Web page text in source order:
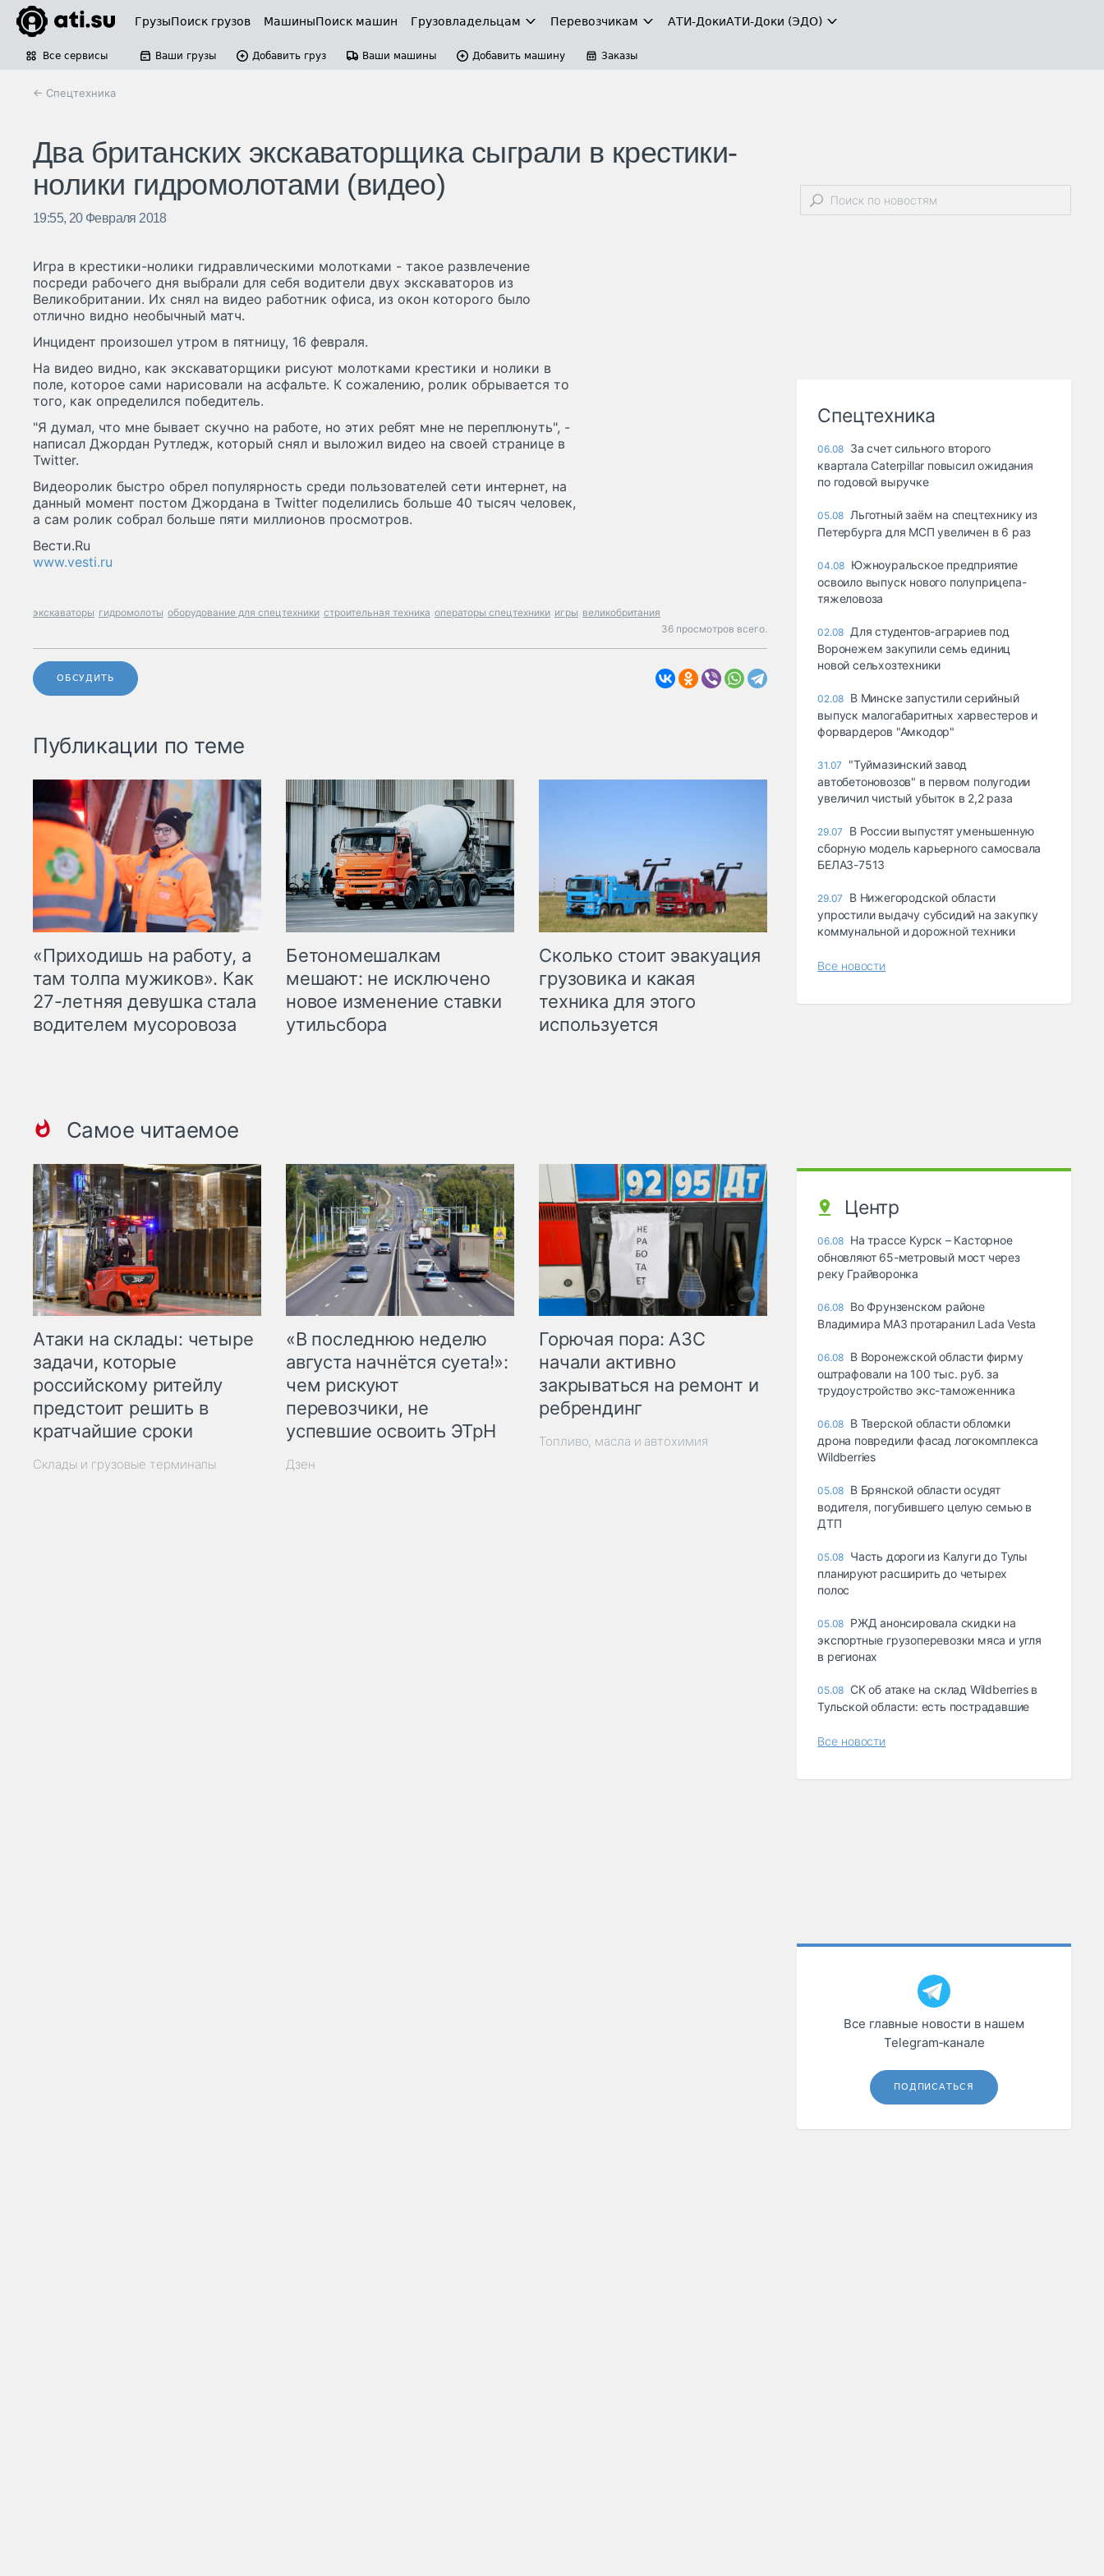
ГрузыПоиск грузов МашиныПоиск машин Грузовладельцам Перевозчикам АТИ-ДокиАТИ-Доки (ЭДО)
Все сервисы Ваши грузы Добавить груз Ваши машины Добавить машину Заказы
← Спецтехника
Два британских экскаваторщика сыграли в крестики-
нолики гидромолотами (видео)
19:55, 20 Февраля 2018
Игра в крестики-нолики гидравлическими молотками - такое развлечение
посреди рабочего дня выбрали для себя водители двух экскаваторов из
Великобритании. Их снял на видео работник офиса, из окон которого было
отлично видно необычный матч.
Инцидент произошел утром в пятницу, 16 февраля.
На видео видно, как экскаваторщики рисуют молотками крестики и нолики в
поле, которое сами нарисовали на асфальте. К сожалению, ролик обрывается то
того, как определился победитель.
"Я думал, что мне бывает скучно на работе, но этих ребят мне не переплюнуть", -
написал Джордан Рутледж, который снял и выложил видео на своей странице в
Twitter.
Видеоролик быстро обрел популярность среди пользователей сети интернет, на
данный момент постом Джордана в Twitter поделились больше 40 тысяч человек,
а сам ролик собрал больше пяти миллионов просмотров.
Вести.Ru
www.vesti.ru
экскаваторы гидромолоты оборудование для спецтехники строительная техника операторы спецтехники игры великобритания
36 просмотров всего.
ОБСУДИТЬ
Публикации по теме
«Приходишь на работу, а
там толпа мужиков». Как
27-летняя девушка стала
водителем мусоровоза
Бетономешалкам
мешают: не исключено
новое изменение ставки
утильсбора
Сколько стоит эвакуация
грузовика и какая
техника для этого
используется
Самое читаемое
Атаки на склады: четыре
задачи, которые
российскому ритейлу
предстоит решить в
кратчайшие сроки
Склады и грузовые терминалы
«В последнюю неделю
августа начнётся суета!»:
чем рискуют
перевозчики, не
успевшие освоить ЭТрН
Дзен
Горючая пора: АЗС
начали активно
закрываться на ремонт и
ребрендинг
Топливо, масла и автохимия
Спецтехника
06.08 За счет сильного второго
квартала Caterpillar повысил ожидания
по годовой выручке
05.08 Льготный заём на спецтехнику из
Петербурга для МСП увеличен в 6 раз
04.08 Южноуральское предприятие
освоило выпуск нового полуприцепа-
тяжеловоза
02.08 Для студентов-аграриев под
Воронежем закупили семь единиц
новой сельхозтехники
02.08 В Минске запустили серийный
выпуск малогабаритных харвестеров и
форвардеров "Амкодор"
31.07
"Туймазинский завод
автобетоновозов" в первом полугодии
увеличил чистый убыток в 2,2 раза
29.07
В России выпустят уменьшенную
сборную модель карьерного самосвала
БЕЛАЗ-7513
29.07
В Нижегородской области
упростили выдачу субсидий на закупку
коммунальной и дорожной техники
Все новости
Центр
06.08 На трассе Курск – Касторное
обновляют 65-метровый мост через
реку Грайворонка
06.08 Во Фрунзенском районе
Владимира МАЗ протаранил Lada Vesta
06.08 В Воронежской области фирму
оштрафовали на 100 тыс. руб. за
трудоустройство экс-таможенника
06.08 В Тверской области обломки
дрона повредили фасад логокомплекса
Wildberries
05.08 В Брянской области осудят
водителя, погубившего целую семью в
ДТП
05.08 Часть дороги из Калуги до Тулы
планируют расширить до четырех
полос
05.08 РЖД анонсировала скидки на
экспортные грузоперевозки мяса и угля
в регионах
05.08 СК об атаке на склад Wildberries в
Тульской области: есть пострадавшие
Все новости
Все главные новости в нашем
Telegram‑канале
ПОДПИСАТЬСЯ